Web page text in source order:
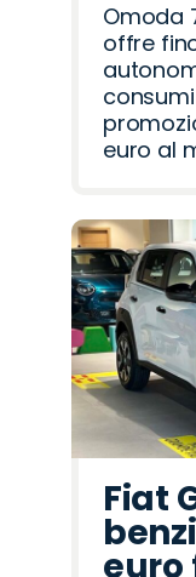
Omoda
offre
euro al
Fiat
euro